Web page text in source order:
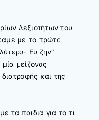
Δεξιοτήτων του
με το πρώτο
Ευ ζην”
μείζονος
και της
τα παιδιά για το τι